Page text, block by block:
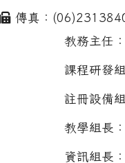
傳真：
教務主任
課程研發
註冊設備
教學組長
資訊組長